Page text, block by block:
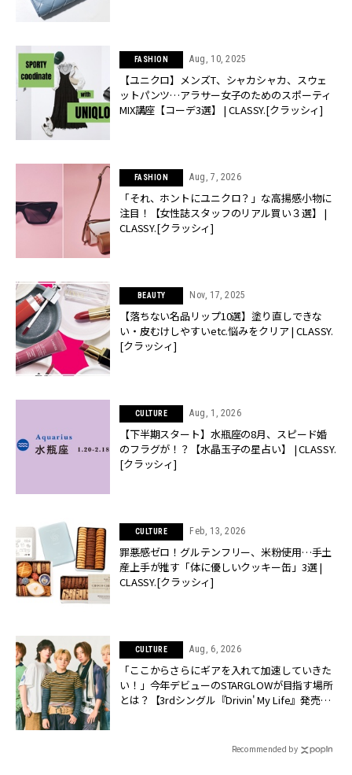
FASHION Aug, 10, 2025
【ユニクロ】メンズT、シャカシャカ、スウェ
ットパンツ…アラサー女子のためのスポーティ
MIX講座【コーデ3選】 | CLASSY.[クラッシィ]
FASHION Aug, 7, 2026
「それ、ホントにユニクロ？」な高揚感小物に
注目！【女性誌スタッフのリアル買い３選】 |
CLASSY.[クラッシィ]
BEAUTY Nov, 17, 2025
【落ちない名品リップ10選】塗り直しできな
い・皮むけしやすいetc.悩みをクリア | CLASSY.
[クラッシィ]
CULTURE Aug, 1, 2026
【下半期スタート】水瓶座の8月、スピード婚
のフラグが！？【水晶玉子の星占い】 | CLASSY.
[クラッシィ]
CULTURE Feb, 13, 2026
罪悪感ゼロ！グルテンフリー、米粉使用…手土
産上手が推す「体に優しいクッキー缶」3選 |
CLASSY.[クラッシィ]
CULTURE Aug, 6, 2026
「ここからさらにギアを入れて加速していきた
い！」今年デビューのSTARGLOWが目指す場所
とは？【3rdシングル『Drivin' My Life』発売】 |
Recommended by